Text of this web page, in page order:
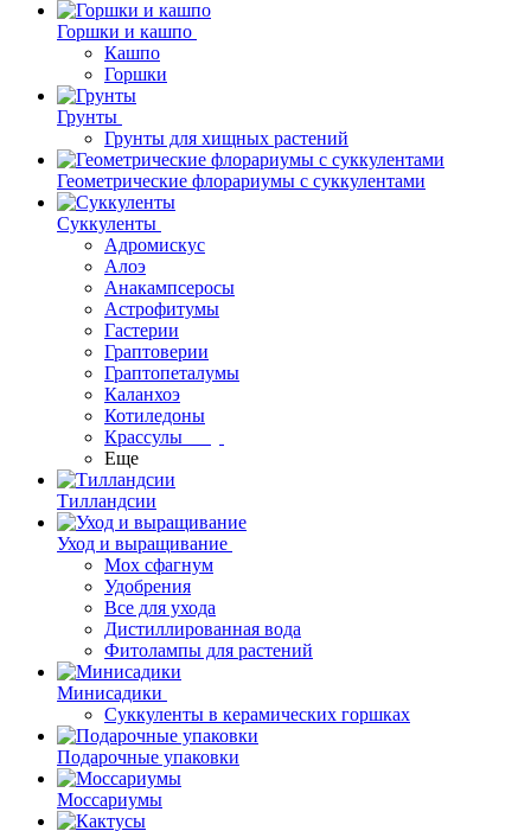
Горшки и кашпо
Кашпо
Горшки
Грунты
Грунты для хищных растений
Геометрические флорариумы с суккулентами
Суккуленты
Адромискус
Алоэ
Анакампсеросы
Астрофитумы
Гастерии
Граптоверии
Граптопеталумы
Каланхоэ
Котиледоны
Крассулы
Еще
Тилландсии
Уход и выращивание
Мох сфагнум
Удобрения
Все для ухода
Дистиллированная вода
Фитолампы для растений
Минисадики
Суккуленты в керамических горшках
Подарочные упаковки
Моссариумы